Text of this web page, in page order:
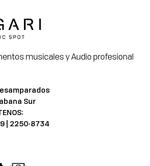
musicales y Audio profesional
Sur
| 2250-8734